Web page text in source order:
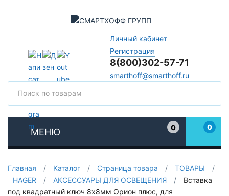
Личный кабинет
Регистрация
8(800)302-57-71
smarthoff@smarthoff.ru
МЕНЮ
0
0
Главная / Каталог / Страница товара / ТОВАРЫ
/
HAGER
/ АКСЕССУАРЫ ДЛЯ ОСВЕЩЕНИЯ /
Вставка
под квадратный ключ 8х8мм Орион плюс, для